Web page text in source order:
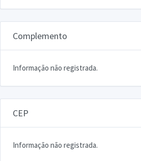
Complemento
Informação não registrada.
CEP
Informação não registrada.